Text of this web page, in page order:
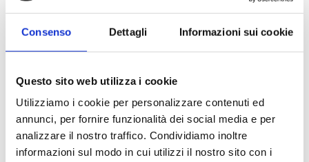
Consenso Dettagli Informazioni sui cookie
Questo sito web utilizza i cookie
Utilizziamo i cookie per personalizzare contenuti ed
annunci, per fornire funzionalità dei social media e per
analizzare il nostro traffico. Condividiamo inoltre
informazioni sul modo in cui utilizzi il nostro sito con i
Acquistabile online
9008 N
SPREMIPOMODORO
N. 3 ELETTRICO 450
Acquistabile online
12100 N
PASSAPOMODORO
N.3 CON MOTORE A